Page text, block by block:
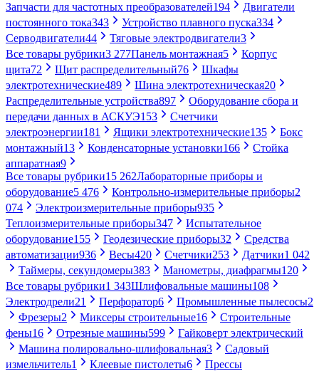
Запчасти для частотных преобразователей194
Двигатели
постоянного тока343 Устройство плавного пуска334
Серводвигатели44 Тяговые электродвигатели3
Все товары рубрики3 277Панель монтажная5
Корпус
щита72 Щит распределительный76
Шкафы
электротехнические489 Шина электротехническая20
Распределительные устройства897
Оборудование сбора и
передачи данных в АСКУЭ153
Счетчики
электроэнергии181 Ящики электротехнические135
Бокс
монтажный13 Конденсаторные установки166
Стойка
аппаратная9
Все товары рубрики15 262Лабораторные приборы и
оборудование5 476 Контрольно-измерительные приборы2
074
Электроизмерительные приборы935
Теплоизмерительные приборы347
Испытательное
оборудование155 Геодезические приборы32
Средства
автоматизации936 Весы420 Счетчики253 Датчики1 042
Таймеры, секундомеры383 Манометры, диафрагмы120
Все товары рубрики1 343Шлифовальные машины108
Электродрели21 Перфоратор6 Промышленные пылесосы2
Фрезеры2 Миксеры строительные16
Строительные
фены16 Отрезные машины599
Гайковерт электрический
Машина полировально-шлифовальная3
Садовый
измельчитель1 Клеевые пистолеты6
Прессы